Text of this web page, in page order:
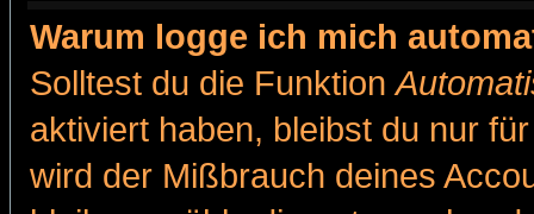
Warum logge ich mich
Solltest du die Funktion
aktiviert haben, bleibst du nur
wird der Mißbrauch deines